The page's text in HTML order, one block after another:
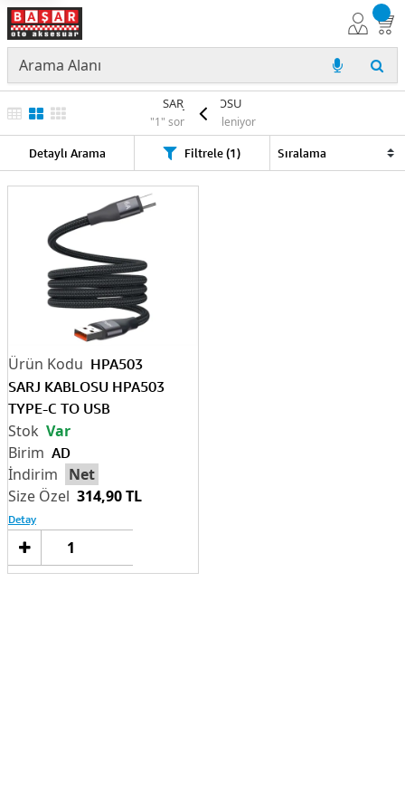
SARJ KABLOSU
"1" sonuç listeleniyor
Detaylı Arama Filtrele (1)
HPA503
SARJ KABLOSU HPA503
TYPE-C TO USB
AD
Net
314,90 TL
Var
Detay